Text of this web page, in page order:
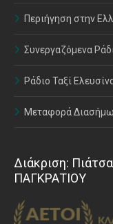
Περιήγηση στην
Συνεργαζόμενα
Ράδιο Ταξί
Μεταφορά
Διάκριση:
ΠΑΓΚΡΑΤΙΟΥ